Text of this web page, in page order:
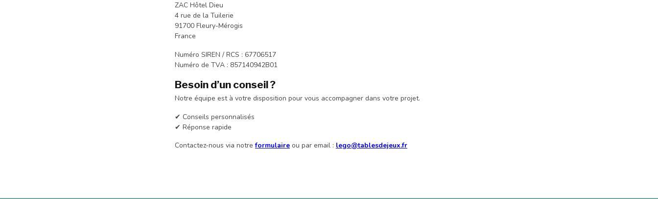
ZAC Hôtel Dieu
4 rue de la Tuilerie
91700 Fleury-Mérogis
France
Numéro SIREN / RCS : 67706517
Numéro de TVA : 857140942B01
Besoin d’un conseil ?
Notre équipe est à votre disposition pour vous accompagner dans votre projet.
✔ Conseils personnalisés
✔ Réponse rapide
Contactez-nous via notreformulaire ou par email : lego@tablesdejeux.fr